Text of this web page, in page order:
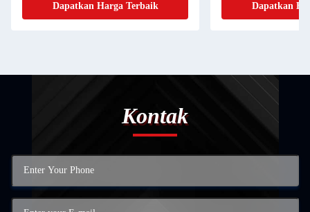
Dapatkan Harga Terbaik Dapatkan
Kontak